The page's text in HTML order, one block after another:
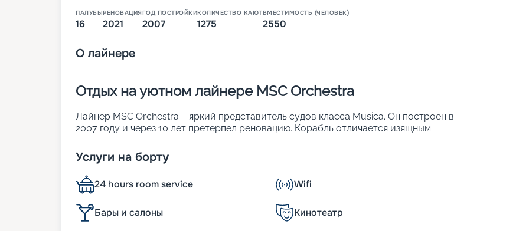
ПАЛУБЫ
16
РЕНОВАЦИЯ
2021
ГОД ПОСТРОЙКИ
2007
КОЛИЧЕСТВО КАЮТ
1275
ВМЕСТИМОСТЬ (ЧЕЛОВЕК)
2550
О лайнере
Отдых на уютном лайнере MSC Orchestra
Лайнер MSC Orchestra – яркий представитель судов класса Musica. Он построен в
2007 году и через 10 лет претерпел реновацию. Корабль отличается изящным
человек. Другие характеристики:
• ширина – 32 м;
• длина – 294 м;
• число палуб – 16, из них 13 пассажирских;
• скорость – 23 узла.
Услуги на борту
24 hours room service Wifi
Бары и салоны Кинотеатр